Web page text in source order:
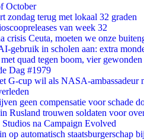
October
zondag terug met lokaal 32 graden
van week 32
crisis Ceuta, moeten we onze
gebruik in scholen aan: extra
quad tegen boom, vier gewonden
Dag #1979
G-cup wil als NASA-ambassadeur
geen compensatie voor schade
Rusland trouwen soldaten voor
na Campaign Evolved
op automatisch staatsburgerschap